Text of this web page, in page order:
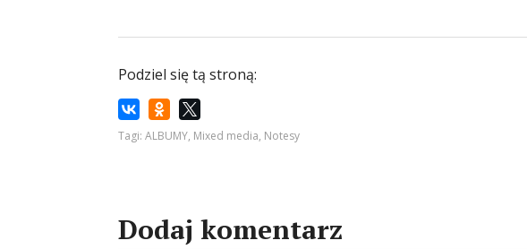
Podziel się tą stroną:
Tagi: ALBUMY, Mixed media, Notesy
Dodaj komentarz